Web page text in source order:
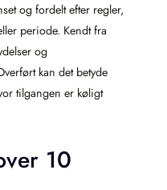
og fordelt efter regler,
periode. Kendt fra
og
kan det betyde
tilgangen er køligt
10